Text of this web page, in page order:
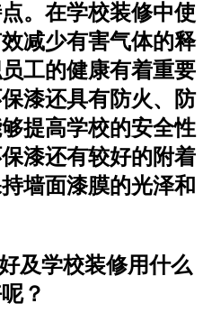
。在学校装修中使
减少有害气体的释
工的健康有着重要
漆还具有防火、防
提高学校的安全性
漆还有较好的附着
墙面漆膜的光泽和